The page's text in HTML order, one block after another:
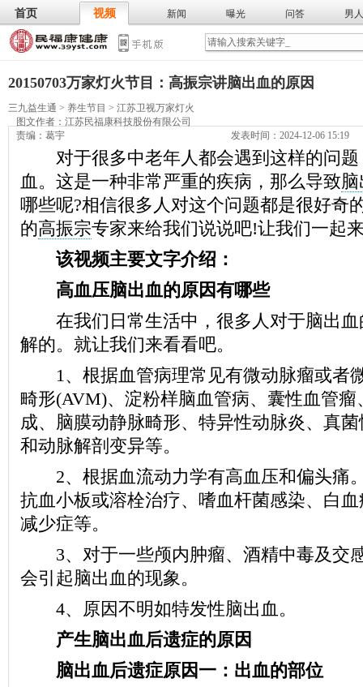
首页 视频 新闻 曝光 问答 男人
武术 气功 膳食 食谱 营养
20150703万家灯火节目：高振宗讲脑出血的原因
三九益生通 > 养生节目 > 江苏卫视万家灯火
图文作者： 江苏民福康科技股份有限公司
责编：葛宇
发表时间：2024-12-06 15:19
对于很多中老年人都会遇到这样的问题
血。这是一种非常严重的疾病，那么导致
哪些呢?相信很多人对这个问题都是很好奇
的高振宗专家来给我们说说吧!让我们一起
该视频主要文字介绍：
高血压脑出血的原因有哪些
在我们日常生活中，很多人对于脑出血
解的。就让我们来看看吧。
1、根据血管病理常见有微动脉瘤或者
畸形(AVM)、淀粉样脑血管病、囊性血管
成、脑膜动静脉畸形、特异性动脉炎、真
和动脉解剖变异等。
2、根据血流动力学有高血压和偏头痛
抗血小板或溶栓治疗、嗜血杆菌感染、白
减少症等。
3、对于一些颅内肿瘤、酒精中毒及交
会引起脑出血的现象。
4、原因不明如特发性脑出血。
产生脑出血后遗症的原因
脑出血后遗症原因一：出血的部位